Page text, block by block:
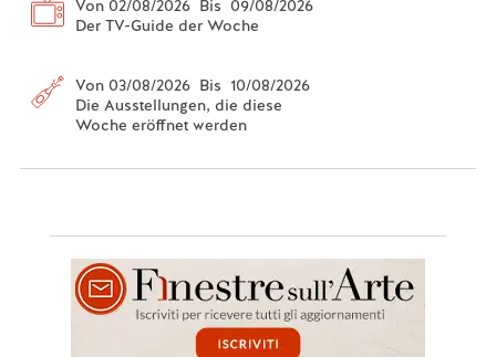
Von 02/08/2026 Bis 09/08/2026
Der TV-Guide der Woche
Von 03/08/2026 Bis 10/08/2026
Die Ausstellungen, die diese
Woche eröffnet werden